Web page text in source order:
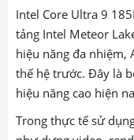
Intel Core Ultra 9
tảng Intel Meteor
hiệu năng đa nhiệm,
thế hệ trước. Đây là
hiệu năng cao hiện
Trong thực tế sử